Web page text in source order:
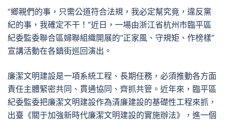
“鄉親們的事，只需公道符合法規，我必定幫究竟，違反黨
紀的事，我確定不干！”近日，一場由浙江省杭州市臨平區
紀委監委聯合區婦聯組織開展的“正家風、守規矩、作榜樣”
宣講活動在各鎮街巡回演出。
廉潔文明建設是一項系統工程、長期任務，必須推動各方面
責任主體緊密共同、貫通協同、齊抓共管。近年來，臨平區
紀委監委把廉潔文明建設作為清廉建設的基礎性工程來抓，
出臺《關于加強新時代廉潔文明建設的實施辦法》，進一個